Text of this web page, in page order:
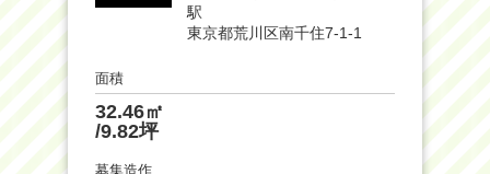
駅
東京都荒川区南千住7-1-1
面積
32.46㎡
/9.82坪
募集造作